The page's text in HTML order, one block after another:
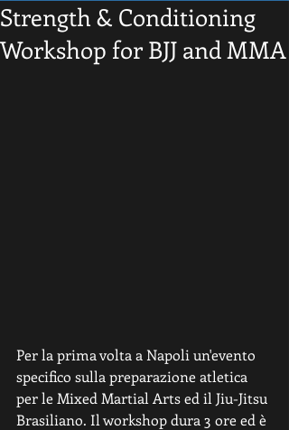
Strength & Conditioning
Workshop for BJJ and MMA
Per la prima volta a Napoli un'evento
specifico sulla preparazione atletica
per le Mixed Martial Arts ed il Jiu-Jitsu
Brasiliano. Il workshop dura 3 ore ed è